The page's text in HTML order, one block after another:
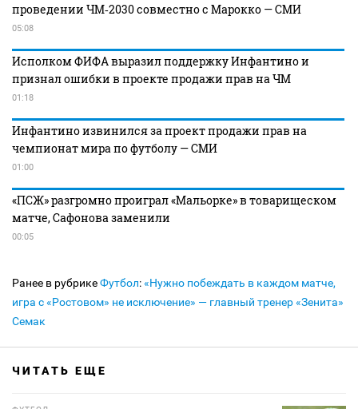
проведении ЧМ‑2030 совместно с Марокко — СМИ
05:08
Исполком ФИФА выразил поддержку Инфантино и
признал ошибки в проекте продажи прав на ЧМ
01:18
Инфантино извинился за проект продажи прав на
чемпионат мира по футболу — СМИ
01:00
«ПСЖ» разгромно проиграл «Мальорке» в товарищеском
матче, Сафонова заменили
00:05
Ранее в рубрикеФутбол:«Нужно побеждать в каждом матче,
игра с «Ростовом» не исключение» — главный тренер «Зенита»
Семак
ЧИТАТЬ ЕЩЕ